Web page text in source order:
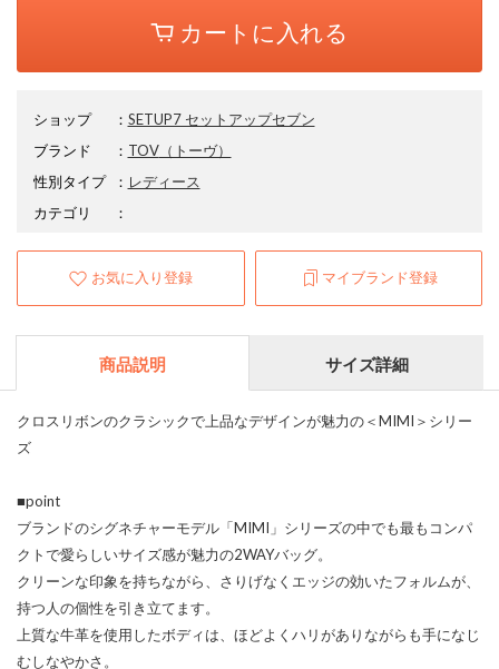
カートに入れる
ショップ ： SETUP7 セットアップセブン
ブランド
： TOV（トーヴ）
性別タイプ
： レディース
カテゴリ
：
お気に入り登録 マイブランド登録
商品説明 サイズ詳細
クロスリボンのクラシックで上品なデザインが魅力の＜MIMI＞シリー
ズ
■point
ブランドのシグネチャーモデル「MIMI」シリーズの中でも最もコンパ
クトで愛らしいサイズ感が魅力の2WAYバッグ。
クリーンな印象を持ちながら、さりげなくエッジの効いたフォルムが、
持つ人の個性を引き立てます。
上質な牛革を使用したボディは、ほどよくハリがありながらも手になじ
むしなやかさ。